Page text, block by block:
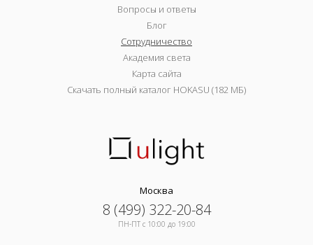
Вопросы и ответы
Блог
Сотрудничество
Академия света
Карта сайта
Скачать полный каталог HOKASU (182 МБ)
Москва
8 (499) 322-20-84
ПН-ПТ c 10:00 до 19:00